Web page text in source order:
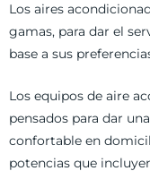
Los aires
gamas, para dar el
base a sus
Los equipos de aire
pensados para dar
confortable en
potencias que